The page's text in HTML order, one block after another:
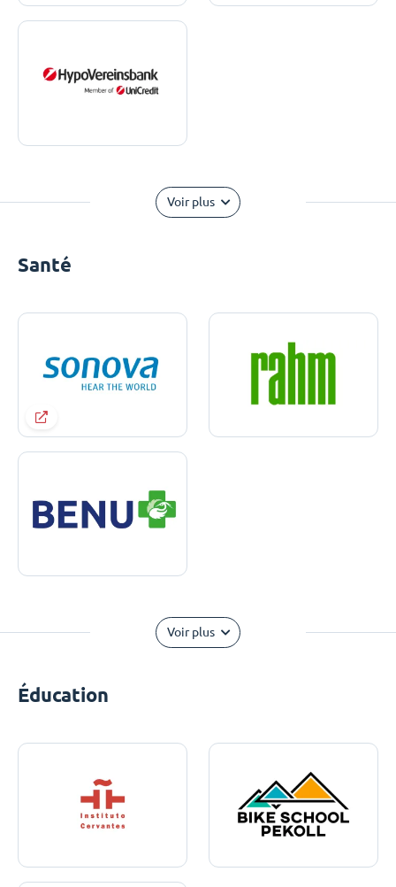
Voir plus
Santé
Voir plus
Éducation